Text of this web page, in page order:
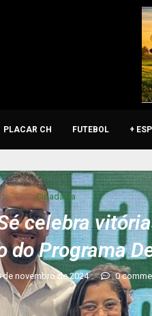
PLACAR CH FUTEBOL +
Cidadania
celebra
do Programa
de novembro de 2024 0